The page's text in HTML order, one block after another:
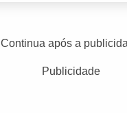
Continua após a
Publicidade